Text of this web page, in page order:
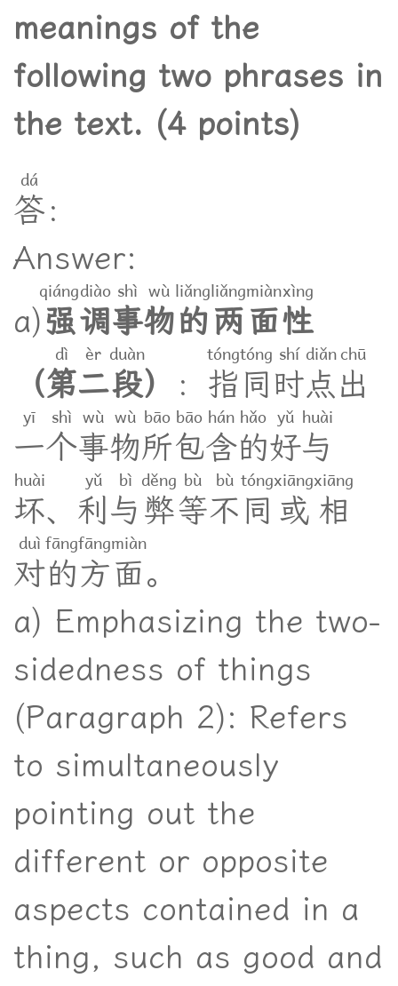
meanings of the
following two phrases in
the text. (4 points)
答
dá
：
Answer:
a)强
qiáng
调
diào
事
shì
物
wù
的
liǎng
两
liǎng
面
miàn
性
xìng
（第
dì
二
èr
段
duàn
） ： 指
tóng
同
tóng
时
shí
点
diǎn
出
chū
一
yī
个
shì
事
wù
物
wù
所
bāo
包
bāo
含
hán
的
hǎo
好
yǔ
与
huài
坏
huài
、 利
yǔ
与
bì
弊
děng
等
bù
不
bù
同
tóng
或
xiāng
相
xiāng
对
duì
的
fāng
方
fāng
面
miàn
。
a) Emphasizing the two-
sidedness of things
(Paragraph 2): Refers
to simultaneously
pointing out the
different or opposite
aspects contained in a
thing, such as good and